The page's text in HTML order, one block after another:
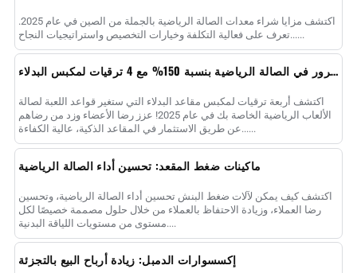
اكتشف مزايا شراء معدات الصالة الرياضية بالجملة من الصين في عام 2025.
تعرف على فعالية التكلفة وخيارات التخصيص واستراتيجيات النجاح......
زيادة حركة المرور في الصالة الرياضية بنسبة 150% مع 4 ترقيات لمكبس البدلاء
اكتشف أربعة ترقيات لمكبس مقاعد البدلاء التي ستغير قواعد اللعبة لصالة
الألعاب الرياضية الخاصة بك في عام 2025! عزز رضا الأعضاء وزد من رضاهم
عن طريق الاستثمار في المقاعد الذكية، عالية الكفاءة......
ماكينات ضغط المقعد: تحسين أداء الصالة الرياضية
اكتشف كيف يمكن لآلات ضغط البنش تحسين أداء الصالة الرياضية، وتحسين
رضا العملاء، وزيادة الاحتفاظ بالعملاء من خلال حلول مصممة خصيصًا لكل
مستوى من مستويات اللياقة البدنية....
إكسسوارات الدمبل: زيادة أرباح البيع بالتجزئة